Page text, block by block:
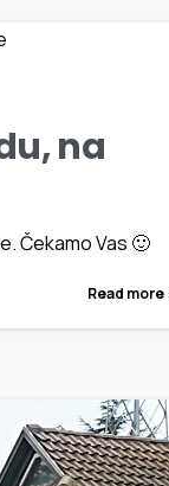
na
Čekamo Vas 🙂
Read more